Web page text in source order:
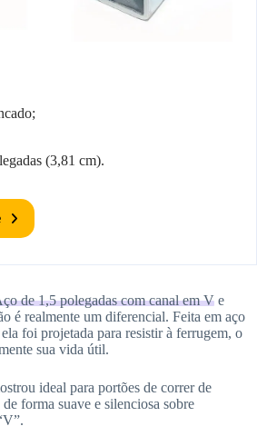
(3,81 cm).
de 1,5 polegadas com canal em V e
é realmente um diferencial. Feita em aço
foi projetada para resistir à ferrugem, o
sua vida útil.
ideal para portões de correr de
forma suave e silenciosa sobre